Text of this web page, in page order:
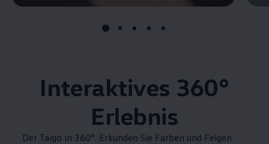
Interaktives 360°
Erlebnis
Der Taigo in 360°. Erkunden Sie Farben und Felgen